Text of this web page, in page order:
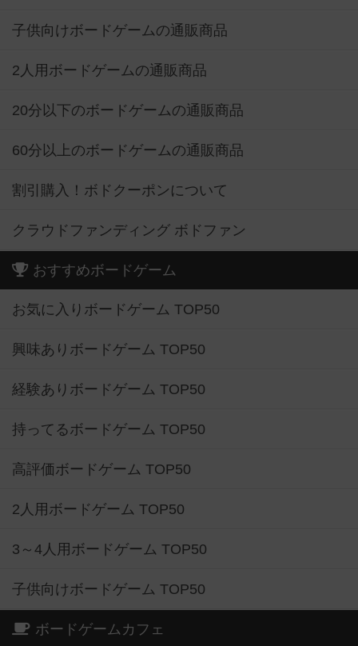
子供向けボードゲームの通販商品
2人用ボードゲームの通販商品
20分以下のボードゲームの通販商品
60分以上のボードゲームの通販商品
割引購入！ボドクーポンについて
クラウドファンディング ボドファン
おすすめボードゲーム
お気に入りボードゲーム TOP50
興味ありボードゲーム TOP50
経験ありボードゲーム TOP50
持ってるボードゲーム TOP50
高評価ボードゲーム TOP50
2人用ボードゲーム TOP50
3～4人用ボードゲーム TOP50
子供向けボードゲーム TOP50
ボードゲームカフェ